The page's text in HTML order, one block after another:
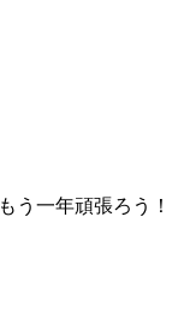
う一年頑張ろう！